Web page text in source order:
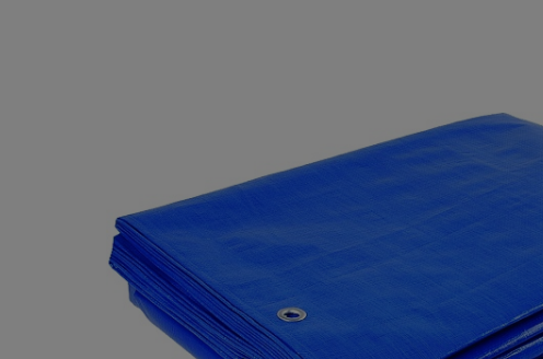
Вибротехника для строительства
Оборудование для бетонных работ
Техника для склада
Тачки строительные и садовые